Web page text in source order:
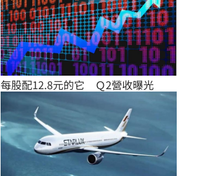
每股配12.8元的它　Ｑ2營收曝光